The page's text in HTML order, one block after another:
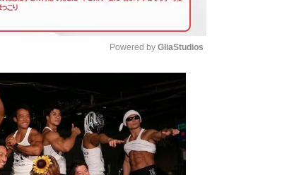
e
Powered by GliaStudios